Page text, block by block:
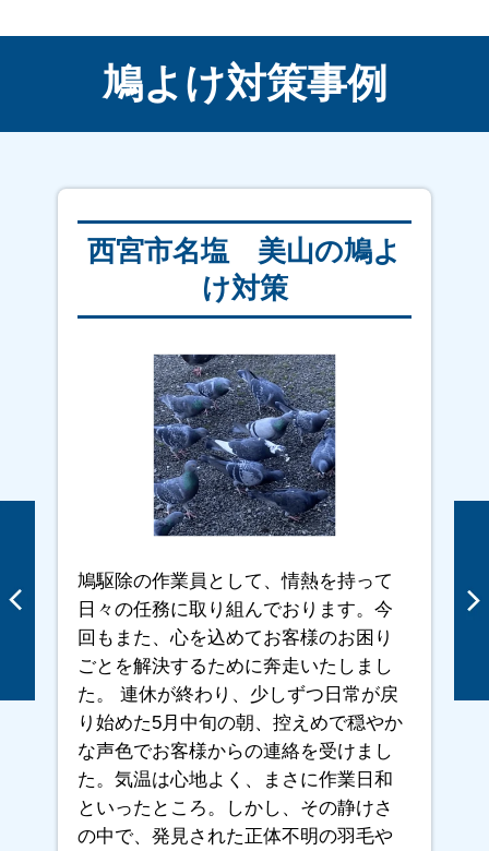
保町｜熊野町｜雲井町｜鞍掛町｜苦楽園
一番町｜苦楽園 二番町｜苦楽園 三番町
｜苦楽園 四番町｜苦楽園 五番町｜苦楽
保町｜甲子園 六石町｜甲子園 一番町｜
甲子園 二番町｜甲子園 三番町｜甲子
園 四番町｜甲子園 五番町｜甲子園 六
番町｜甲子園 七番町｜甲子園 八番町｜
甲子園 九番町｜甲子園口｜甲子園口北町
｜甲子園町｜甲子園浜｜甲東園｜甲風園｜
郷免町｜甲陽園 山王町｜甲陽園 東山町
｜甲陽園 西山町｜甲陽園 日之出町｜甲
陽園 本庄町｜甲陽園 目神山町｜甲陽
園 若江町｜甑岩町｜越水 社家郷山｜越
水町｜小曽根町｜寿町｜小松 東町｜小
町｜西福町｜桜谷町｜桜町｜五月ケ丘｜里
中町｜産所町｜塩瀬町 生瀬｜塩瀬町名塩
｜獅子ケ口町｜清水町｜下大市 東町｜下
大市 西町｜下葭原町｜社家町｜鷲林寺｜
鷲林寺町｜鷲林寺南町｜城ケ堀町｜松籟荘
｜城山｜神祇官町｜新甲陽町｜神明町｜末
広町｜角石町｜すみれ台｜染殿町｜大社町
｜高木 東町｜高木 西町｜高座町｜高須
町｜高塚町｜高畑町｜高松町｜田代町｜田
近野町｜建石町｜田中町｜段上町｜千歳町
鳩よけ対策事例
西宮市名塩 美山の鳩よ
け対策
鳩駆除の作業員として、情熱を持って
日々の任務に取り組んでおります。今
回もまた、心を込めてお客様のお困り
ごとを解決するために奔走いたしまし
た。 連休が終わり、少しずつ日常が戻
り始めた5月中旬の朝、控えめで穏やか
な声色でお客様からの連絡を受けまし
た。気温は心地よく、まさに作業日和
といったところ。しかし、その静けさ
の中で、発見された正体不明の羽毛や